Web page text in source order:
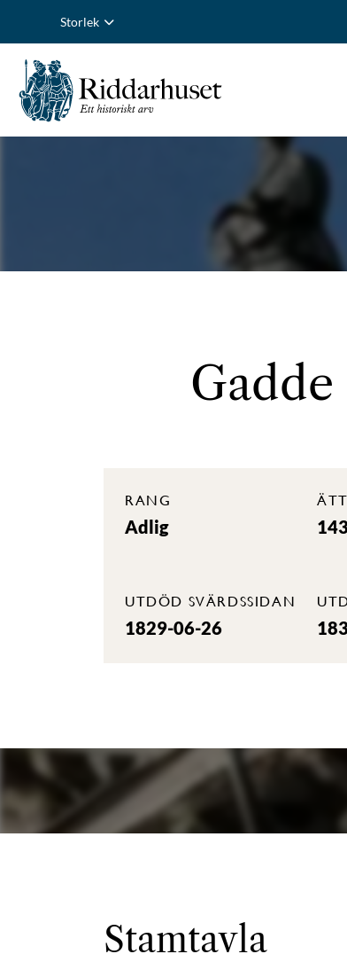
Storlek
RANG
Adlig
UTDÖD SVÄRDSSIDAN
1829-06-26
Stamtavla